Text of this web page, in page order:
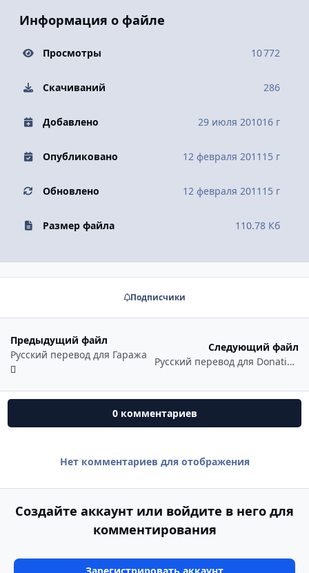
Информация о файле
Просмотры 10 772
Скачиваний 286
Добавлено 29 июля 201016 г
Опубликовано 12 февраля 2011 15 г
Обновлено 12 февраля 2011 15 г
Размер файла 110.78 Кб
Подписчики
Предыдущий файл
Русский перевод для Гаража
Следующий файл
Русский перевод для Donation Tracker
0 комментариев
Нет комментариев для отображения
Создайте аккаунт или войдите в него для
комментирования